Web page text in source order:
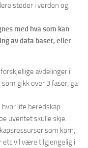
steder i verden og
med hva som kan
av data baser, eller
avdelinger i
gikk over 3 faser, ga
lite beredskap
uventet skulle skje.
som korn,
etc vil være tilgjengelig i